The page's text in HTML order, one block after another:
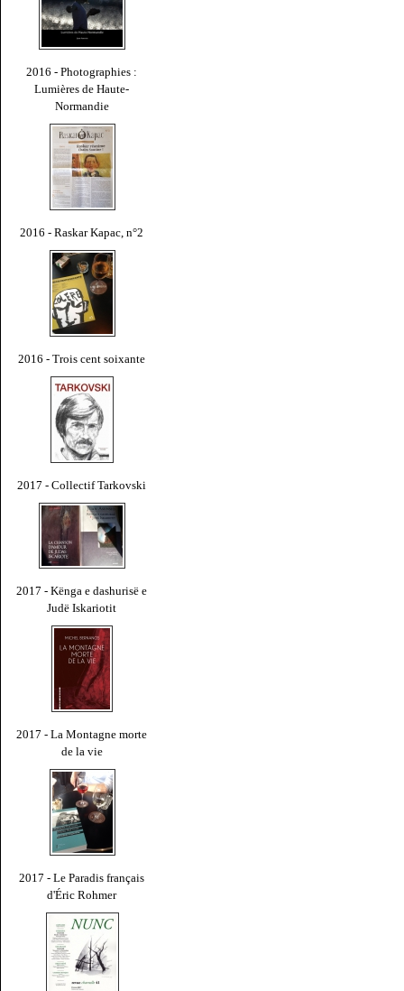
2016 - Photographies :
Lumières de Haute-
Normandie
2016 - Raskar Kapac, n°2
2016 - Trois cent soixante
2017 - Collectif Tarkovski
2017 - Kënga e dashurisë e
Judë Iskariotit
2017 - La Montagne morte
de la vie
2017 - Le Paradis français
d'Éric Rohmer